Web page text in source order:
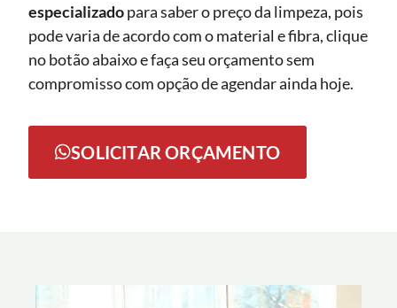
especializadopara saber o preço da limpeza, pois
pode varia de acordo com o material e fibra, clique
no botão abaixo e faça seu orçamento sem
compromisso com opção de agendar ainda hoje.
SOLICITAR ORÇAMENTO